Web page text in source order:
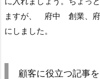
ますが、 府中 創業、
にしました。
顧客に役立つ記事